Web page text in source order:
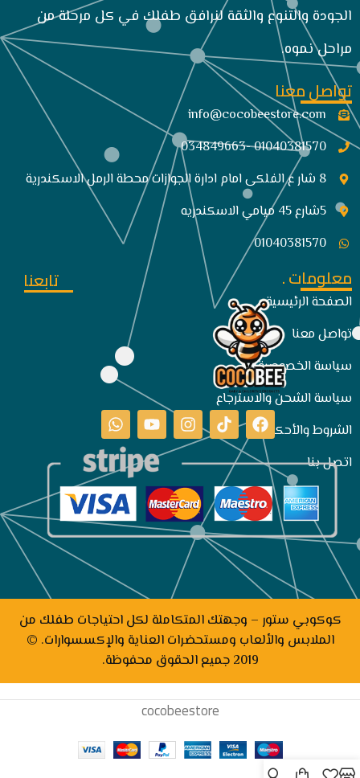
الجودة والتنوع والثقة لنرافق طفلك في كل مرحلة من
مراحل نموه.
تواصل معنا
info@cocobeestore.com​
01040381570 -034849663
8 شار ع الفلكى امام ادارة الجوازات محطة الرمل الاسكندرية
5شارع 45 ميامي الاسكندريه
01040381570
معلومات .
الصفحة الرئيسية
تواصل معنا
سياسة الخصوصية
سياسة الشحن والاسترجاع
الشروط والأحكام
اتصل بنا
تابعنا
كوكوبي ستور – وجهتك المتكاملة لكل احتياجات طفلك من
الملابس والألعاب ومستحضرات العناية والإكسسوارات. ©
2019 جميع الحقوق محفوظة.
cocobeestore